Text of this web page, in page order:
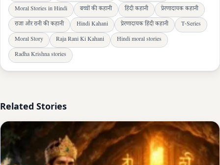
Moral Stories in Hindi
बच्चों की कहानी हिंदी कहानी
प्रेरणादायक कहानी
राजा और रानी की कहानी
Hindi Kahani प्रेरणादायक हिंदी कहानी
T-Series
Moral Story
Raja Rani Ki Kahani
Hindi moral stories
Radha Krishna stories
Related Stories